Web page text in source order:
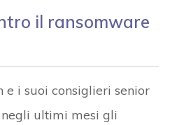
il ransomware
e i suoi consiglieri senior
ultimi mesi gli